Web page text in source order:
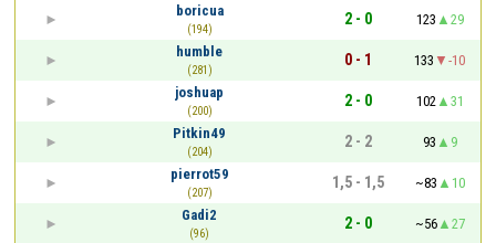
boricua
(194)
2 - 0 123
29
humble
(281)
0 - 1 133
-10
joshuap
(200)
2 - 0 102
31
Pitkin49
(204)
2 - 2 93
9
pierrot59
(207)
1,5 - 1,5 ~83
10
Gadi2
(96)
2 - 0 ~56
27